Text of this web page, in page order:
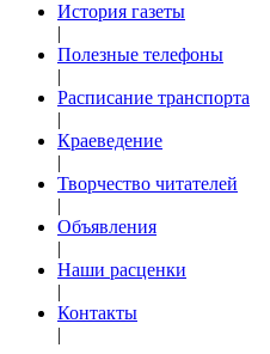
История газеты
|
Полезные телефоны
|
Расписание транспорта
|
Краеведение
|
Творчество читателей
|
Объявления
|
Наши расценки
|
Контакты
|